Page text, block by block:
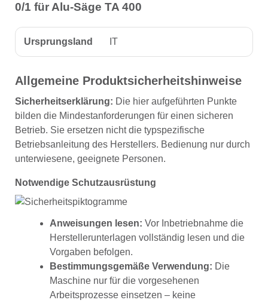
0/1 für Alu-Säge TA 400
Ursprungsland IT
Allgemeine Produktsicherheitshinweise
Sicherheitserklärung: Die hier aufgeführten Punkte
bilden die Mindestanforderungen für einen sicheren
Betrieb. Sie ersetzen nicht die typspezifische
Betriebsanleitung des Herstellers. Bedienung nur durch
unterwiesene, geeignete Personen.
Notwendige Schutzausrüstung
Anweisungen lesen: Vor Inbetriebnahme die
Herstellerunterlagen vollständig lesen und die
Vorgaben befolgen.
Bestimmungsgemäße Verwendung: Die
Maschine nur für die vorgesehenen
Arbeitsprozesse einsetzen – keine